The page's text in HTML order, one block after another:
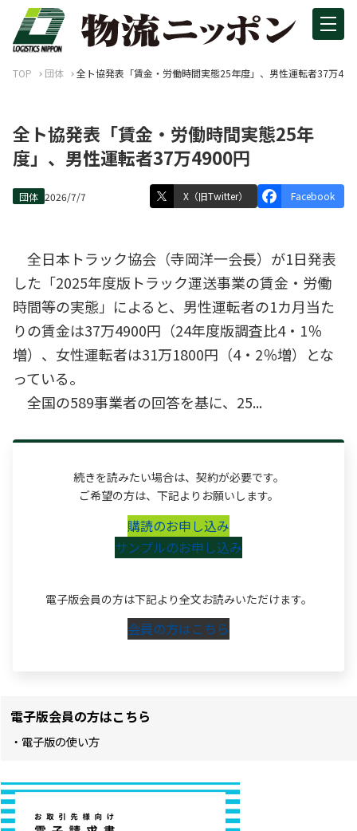
TOP 団体 全ト協発表「賃金・労働時間実態25年度」、男性運転者37万
全ト協発表「賃金・労働時間実態25年
度」、男性運転者37万4900円
団体 2026/7/7 X（旧Twitter） Facebook
全日本トラック協会（寺岡洋一会長）が1日発表
した「2025年度版トラック運送事業の賃金・労働
時間等の実態」によると、男性運転者の1カ月当た
りの賃金は37万4900円（24年度版調査比4・1％
増）、女性運転者は31万1800円（4・2％増）とな
っている。
全国の589事業者の回答を基に、25...
続きを読みたい場合は、契約が必要です。
ご希望の方は、下記よりお願いします。
購読のお申し込み
サンプルのお申し込み
電子版会員の方は下記より全文お読みいただけます。
会員の方はこちら
電子版会員の方はこちら
・電子版の使い方